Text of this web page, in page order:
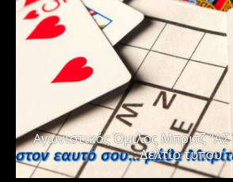
Αγωνιστικός Όμιλος Μπριτζ
: Δελτίο τύπου